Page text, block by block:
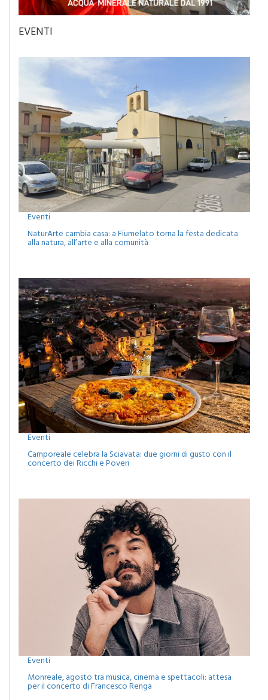
EVENTI
Eventi
NaturArte cambia casa: a Fiumelato torna la festa dedicata
alla natura, all’arte e alla comunità
Eventi
Camporeale celebra la Sciavata: due giorni di gusto con il
concerto dei Ricchi e Poveri
Monreale, agosto tra musica, cinema e spettacoli: attesa
per il concerto di Francesco Renga